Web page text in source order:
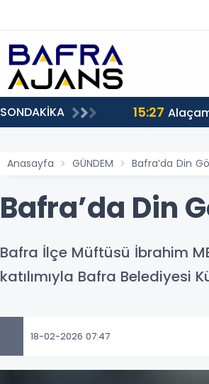
SONDAKİKA 15:27
Anasayfa GÜNDEM Bafra’da Din
Bafra’da Din
Bafra İlçe Müftüsü İbrahim
katılımıyla Bafra Belediyesi
18-02-2026 07:47